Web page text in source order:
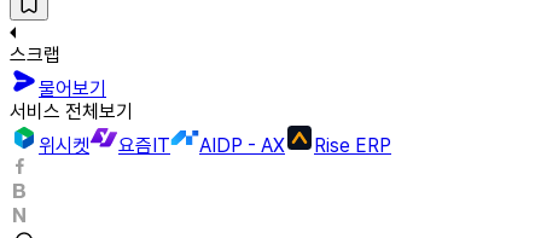
스크랩
물어보기
서비스 전체보기
위시켓
요즘IT AIDP - AX Rise ERP